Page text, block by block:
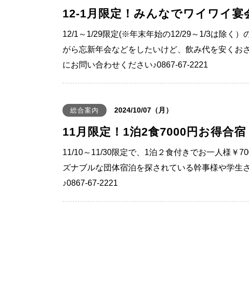
12-1月限定！みんなでワイワイ宴
12/1～1/29限定(※年末年始の12/29～1/3は除く）
がら忘新年会などをしたいけど、飲み代を安くお
にお問い合わせください♪0867-67-2221
総合案内 2024/10/07（月）
11月限定！1泊2食7000円お得合宿
11/10～11/30限定で、1泊２食付きでお一人様￥
ズナブルな団体宿泊を探されている幹事様や学生
♪0867-67-2221